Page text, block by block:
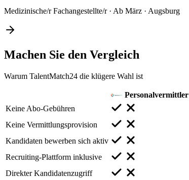
Medizinische/r Fachangestellte/r· Ab März · Augsburg
Machen Sie den Vergleich
Warum TalentMatch24 die klügere Wahl ist
Personalvermittler
Keine Abo-Gebühren
Keine Vermittlungsprovision
Kandidaten bewerben sich aktiv
Recruiting-Plattform inklusive
Direkter Kandidatenzugriff